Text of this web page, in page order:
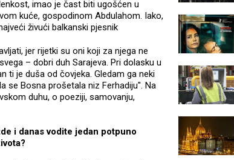
imao je čast biti ugošćen u
kuće, gospodinom Abdulahom. Iako,
živući balkanski pjesnik
jer rijetki su oni koji za njega ne
– dobri duh Sarajeva. Pri dolasku u
ti je duša od čovjeka. Gledam ga neki
se Bosna prošetala niz Ferhadiju". Na
duhu, o poeziji, samovanju,
i danas vodite jedan potpuno